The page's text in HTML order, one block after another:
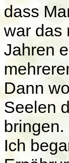
dass
war das
Jahren
Dann
Seelen
bringen.
Ich